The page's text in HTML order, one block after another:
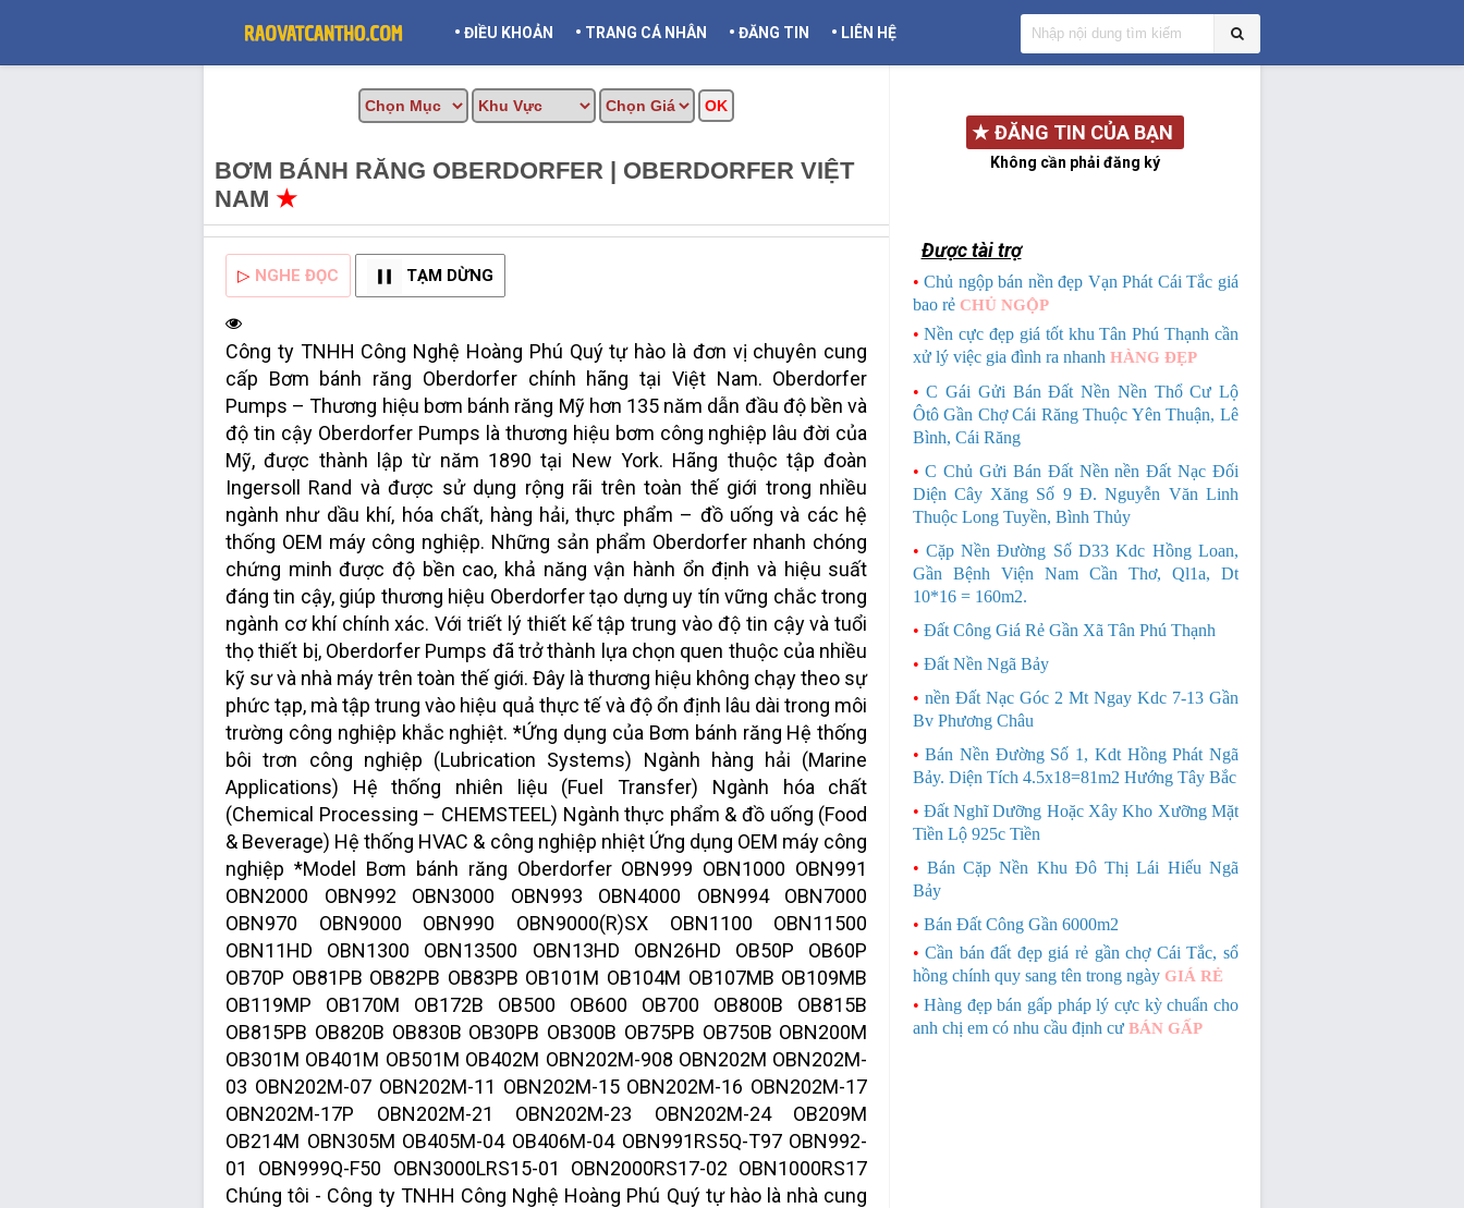
• ĐIỀU KHOẢN • TRANG CÁ NHÂN • ĐĂNG TIN • LIÊN HỆ
BƠM BÁNH RĂNG OBERDORFER | OBERDORFER VIỆT
NAM ★
▷ NGHE ĐỌC TẠM DỪNG
Công ty TNHH Công Nghệ Hoàng Phú Quý tự hào là đơn vị chuyên cung
cấp Bơm bánh răng Oberdorfer chính hãng tại Việt Nam. Oberdorfer
Pumps – Thương hiệu bơm bánh răng Mỹ hơn 135 năm dẫn đầu độ bền và
độ tin cậy Oberdorfer Pumps là thương hiệu bơm công nghiệp lâu đời của
Mỹ, được thành lập từ năm 1890 tại New York. Hãng thuộc tập đoàn
Ingersoll Rand và được sử dụng rộng rãi trên toàn thế giới trong nhiều
ngành như dầu khí, hóa chất, hàng hải, thực phẩm – đồ uống và các hệ
thống OEM máy công nghiệp. Những sản phẩm Oberdorfer nhanh chóng
chứng minh được độ bền cao, khả năng vận hành ổn định và hiệu suất
đáng tin cậy, giúp thương hiệu Oberdorfer tạo dựng uy tín vững chắc trong
ngành cơ khí chính xác. Với triết lý thiết kế tập trung vào độ tin cậy và tuổi
thọ thiết bị, Oberdorfer Pumps đã trở thành lựa chọn quen thuộc của nhiều
kỹ sư và nhà máy trên toàn thế giới. Đây là thương hiệu không chạy theo sự
phức tạp, mà tập trung vào hiệu quả thực tế và độ ổn định lâu dài trong môi
trường công nghiệp khắc nghiệt. *Ứng dụng của Bơm bánh răng Hệ thống
bôi trơn công nghiệp (Lubrication Systems) Ngành hàng hải (Marine
Applications) Hệ thống nhiên liệu (Fuel Transfer) Ngành hóa chất
(Chemical Processing – CHEMSTEEL) Ngành thực phẩm & đồ uống (Food
& Beverage) Hệ thống HVAC & công nghiệp nhiệt Ứng dụng OEM máy công
nghiệp *Model Bơm bánh răng Oberdorfer OBN999 OBN1000 OBN991
OBN2000 OBN992 OBN3000 OBN993 OBN4000 OBN994 OBN7000
OBN970 OBN9000 OBN990 OBN9000(R)SX OBN1100 OBN11500
OBN11HD OBN1300 OBN13500 OBN13HD OBN26HD OB50P OB60P
OB70P OB81PB OB82PB OB83PB OB101M OB104M OB107MB OB109MB
OB119MP OB170M OB172B OB500 OB600 OB700 OB800B OB815B
OB815PB OB820B OB830B OB30PB OB300B OB75PB OB750B OBN200M
OB301M OB401M OB501M OB402M OBN202M-908 OBN202M OBN202M-
03 OBN202M-07 OBN202M-11 OBN202M-15 OBN202M-16 OBN202M-17
OBN202M-17P OBN202M-21 OBN202M-23 OBN202M-24 OB209M
OB214M OBN305M OB405M-04 OB406M-04 OBN991RS5Q-T97 OBN992-
01 OBN999Q-F50 OBN3000LRS15-01 OBN2000RS17-02 OBN1000RS17
Chúng tôi - Công ty TNHH Công Nghệ Hoàng Phú Quý tự hào là nhà cung
★ ĐĂNG TIN CỦA BẠN
Không cần phải đăng ký
Được tài trợ
•Chủ ngộp bán nền đẹp Vạn Phát Cái Tắc giá
bao rẻ CHỦ NGỘP
•Nền cực đẹp giá tốt khu Tân Phú Thạnh cần
xử lý việc gia đình ra nhanh HÀNG ĐẸP
•C Gái Gửi Bán Đất Nền Nền Thổ Cư Lộ
Ôtô Gần Chợ Cái Răng Thuộc Yên Thuận, Lê
Bình, Cái Răng
•C Chủ Gửi Bán Đất Nền nền Đất Nạc Đối
Diện Cây Xăng Số 9 Đ. Nguyễn Văn Linh
Thuộc Long Tuyền, Bình Thủy
• Cặp Nền Đường Số D33 Kdc Hồng Loan,
Gần Bệnh Viện Nam Cần Thơ, Ql1a, Dt
10*16 = 160m2.
• Đất Công Giá Rẻ Gần Xã Tân Phú Thạnh
• Đất Nền Ngã Bảy
• nền Đất Nạc Góc 2 Mt Ngay Kdc 7-13 Gần
Bv Phương Châu
•Bán Nền Đường Số 1, Kdt Hồng Phát Ngã
Bảy. Diện Tích 4.5x18=81m2 Hướng Tây Bắc
• Đất Nghĩ Dưỡng Hoặc Xây Kho Xưỡng Mặt
Tiền Lộ 925c Tiền
• Bán Cặp Nền Khu Đô Thị Lái Hiếu Ngã
Bảy
• Bán Đất Công Gần 6000m2
•Cần bán đất đẹp giá rẻ gần chợ Cái Tắc, sổ
hồng chính quy sang tên trong ngày GIÁ RẺ
•Hàng đẹp bán gấp pháp lý cực kỳ chuẩn cho
anh chị em có nhu cầu định cư BÁN GẤP